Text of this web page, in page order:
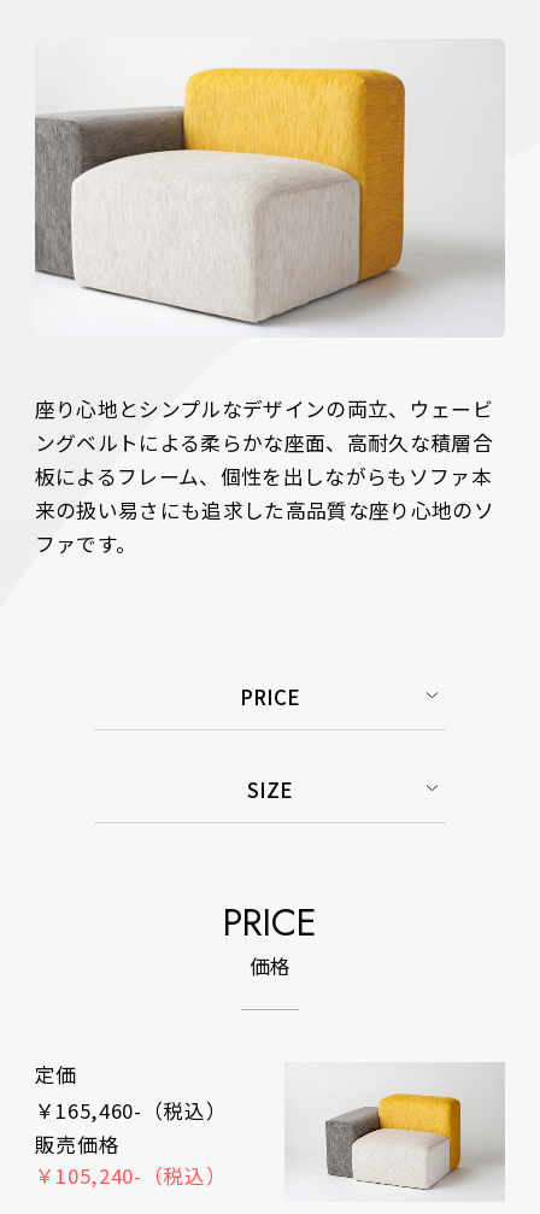
座り心地とシンプルなデザインの両立、ウェービ
ングベルトによる柔らかな座面、高耐久な積層合
板によるフレーム、個性を出しながらもソファ本
来の扱い易さにも追求した高品質な座り心地のソ
ファです。
PRICE
SIZE
PRICE
価格
定価
￥165,460-（税込）
販売価格
￥105,240-（税込）